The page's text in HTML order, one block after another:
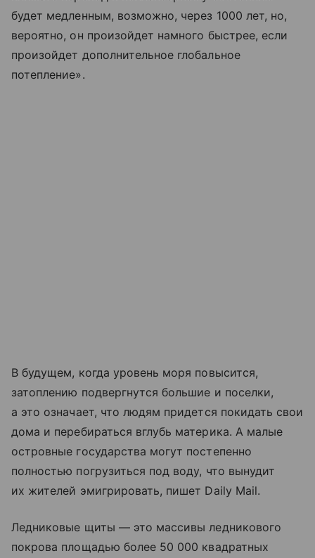
будет медленным, возможно, через 1000 лет, но,
вероятно, он произойдет намного быстрее, если
произойдет дополнительное глобальное
потепление».
В будущем, когда уровень моря повысится,
затоплению подвергнутся большие и поселки,
а это означает, что людям придется покидать свои
дома и перебираться вглубь материка. А малые
островные государства могут постепенно
полностью погрузиться под воду, что вынудит
их жителей эмигрировать, пишет Daily Mail.
Ледниковые щиты — это массивы ледникового
покрова площадью более 50 000 квадратных